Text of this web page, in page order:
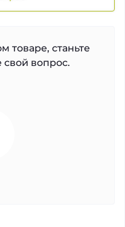
товаре, станьте
вопрос.